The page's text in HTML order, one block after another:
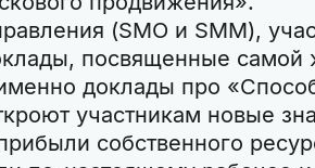
(SMO и SMM),
посвященные самой
доклады про
участникам новые
собственного